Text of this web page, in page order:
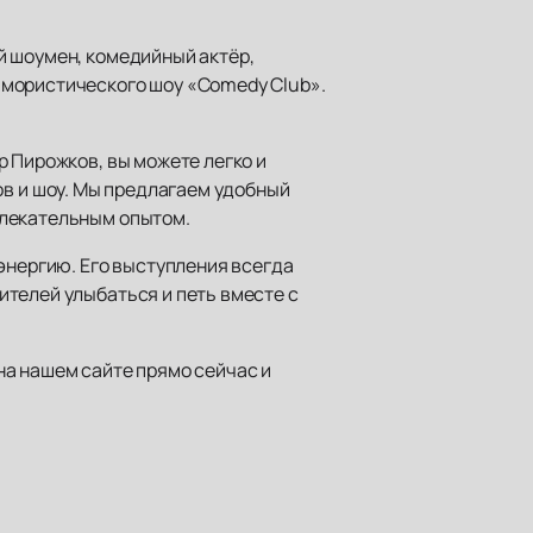
шоумен, комедийный актёр,
шоу «Comedy Club».
Пирожков, вы можете легко и
и шоу. Мы предлагаем удобный
опытом.
Его выступления всегда
улыбаться и петь вместе с
нашем сайте прямо сейчас и